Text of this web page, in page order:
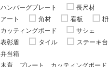
ハンバーグプレート
長尺材
アート
角材 看板
枡
カッティングボード
サシェ
表彰盾
タイル
ステーキ台
弁当箱
木育、プレート、カッティングボード